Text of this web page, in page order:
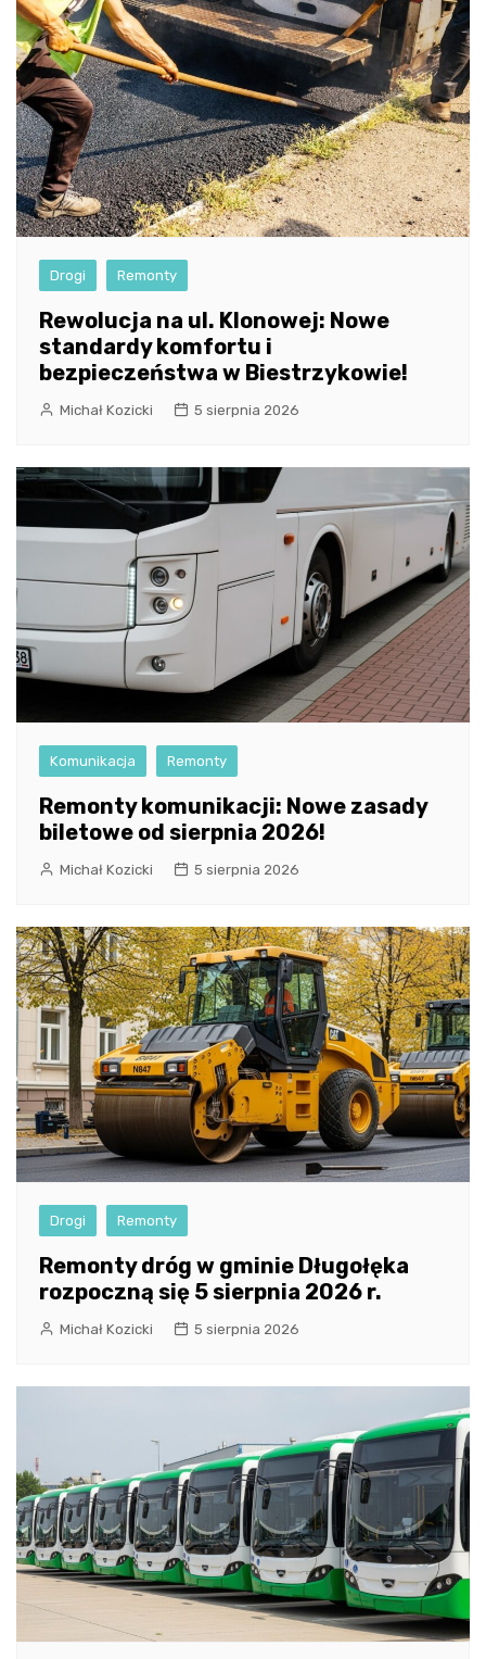
Drogi Remonty
Rewolucja na ul. Klonowej: Nowe
standardy komfortu i
bezpieczeństwa w Biestrzykowie!
Michał Kozicki 5 sierpnia 2026
Komunikacja Remonty
Remonty komunikacji: Nowe zasady
biletowe od sierpnia 2026!
Michał Kozicki 5 sierpnia 2026
Drogi Remonty
Remonty dróg w gminie Długołęka
rozpoczną się 5 sierpnia 2026 r.
Michał Kozicki 5 sierpnia 2026